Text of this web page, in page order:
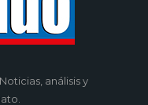
análisis y